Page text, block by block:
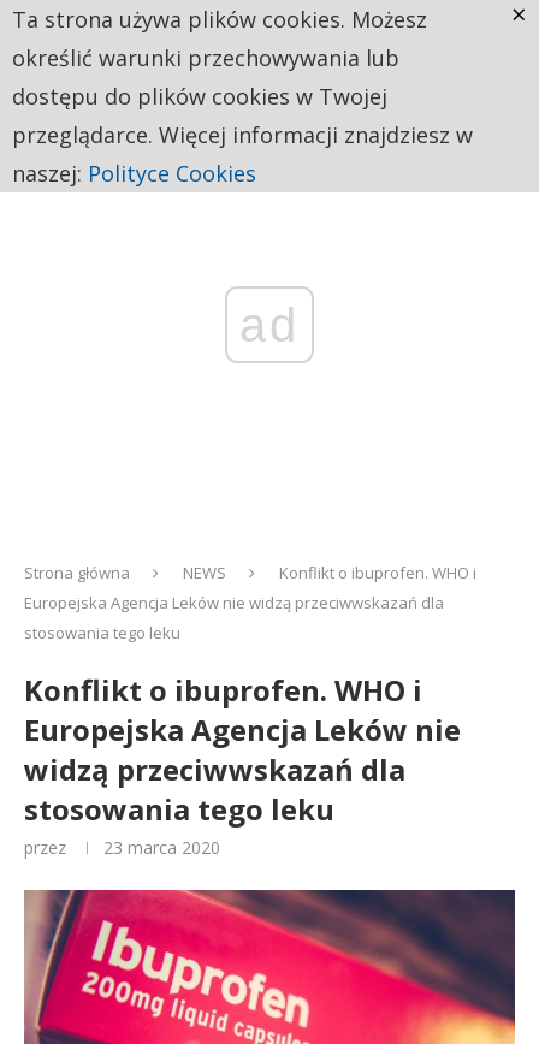
ad
Strona główna NEWS
Konflikt o ibuprofen. WHO i
Europejska Agencja Leków nie widzą przeciwwskazań dla
stosowania tego leku
Konflikt o ibuprofen. WHO i
Europejska Agencja Leków nie
widzą przeciwwskazań dla
stosowania tego leku
przez 23 marca 2020
Ta strona używa plików cookies. Możesz
określić warunki przechowywania lub
dostępu do plików cookies w Twojej
przeglądarce. Więcej informacji znajdziesz w
naszej: Polityce Cookies
×